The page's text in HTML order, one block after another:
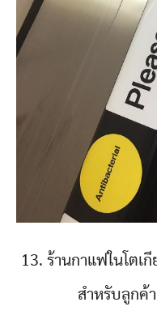
13. ร้านกาแฟในโตเ
สำหรับลูกค้